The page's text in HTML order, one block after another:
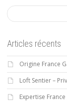
Articles récents
Origine France
Loft Sentier –
Expertise